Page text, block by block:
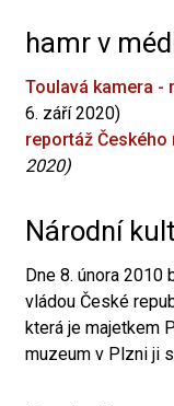
hamr v
Toulavá kamera -
6. září 2020)
reportáž
2020)
Národní
Dne 8. února 2010
vládou České
která je majetkem
muzeum v Plzni ji